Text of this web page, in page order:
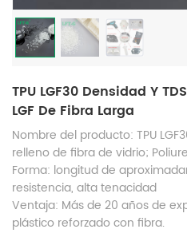
TPU LGF30 Densidad Y
LGF De Fibra Larga
Nombre del producto: TPU
relleno de fibra de vidrio;
Forma: longitud de
resistencia, alta tenacidad
Ventaja: Más de 20 años de
plástico reforzado con fibra.